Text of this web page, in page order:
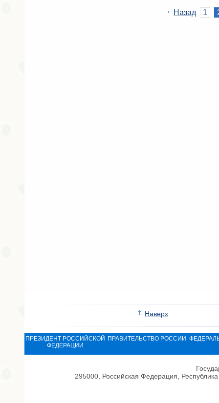
Назад 1
Наверх
ПРЕЗИДЕНТ РОССИЙСКОЙ
ФЕДЕРАЦИИ
ПРАВИТЕЛЬСТВО РОССИИ
295000, Российская Федерация,